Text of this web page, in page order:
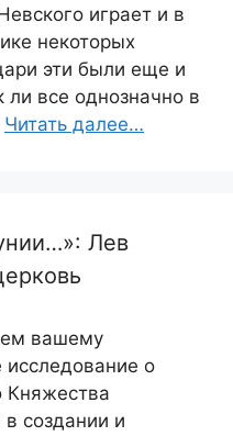
играет и в
некоторых
эти были еще и
ли все однозначно в
Читать далее…
Лев
вашему
о
Княжества
создании и